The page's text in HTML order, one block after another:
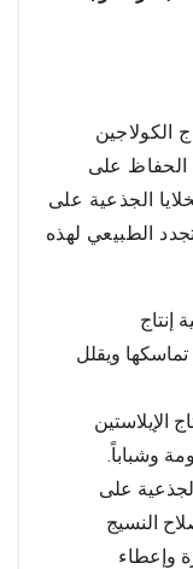
الكولاجين
الحفاظ على
الجذعية على
الطبيعي لهذه
إنتاج
تماسكها ويقلل
الإيلاستين
وشباباً.
على
النسيج
وإعطاء